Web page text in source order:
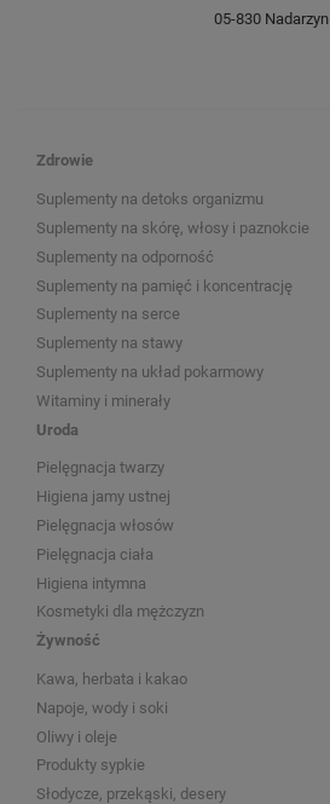
05-830 Nadarzyn
Zdrowie
Suplementy na detoks organizmu
Suplementy na skórę, włosy i paznokcie
Suplementy na odporność
Suplementy na pamięć i koncentrację
Suplementy na serce
Suplementy na stawy
Suplementy na układ pokarmowy
Witaminy i minerały
Uroda
Pielęgnacja twarzy
Higiena jamy ustnej
Pielęgnacja włosów
Pielęgnacja ciała
Higiena intymna
Kosmetyki dla mężczyzn
Żywność
Kawa, herbata i kakao
Napoje, wody i soki
Oliwy i oleje
Produkty sypkie
Słodycze, przekąski, desery